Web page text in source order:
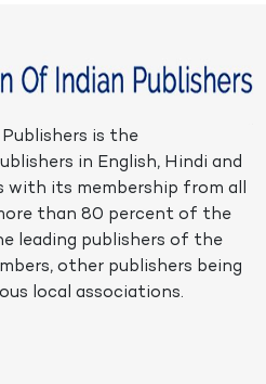
is the
in English, Hindi and
with its membership from all
than 80 percent of the
leading publishers of the
other publishers being
local associations.